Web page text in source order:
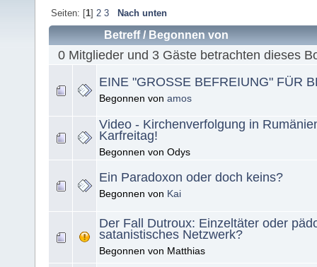
Seiten: [1] 2 3 Nach unten
Betreff/ Begonnen von
0 Mitglieder und 3 Gäste betrachten dieses
EINE "GROSSE BEFREIUNG" FÜR
Begonnen von amos
Video - Kirchenverfolgung in
Karfreitag!
Begonnen von Odys
Ein Paradoxon oder doch keins?
Begonnen von Kai
Der Fall Dutroux: Einzeltäter oder
satanistisches Netzwerk?
Begonnen von Matthias